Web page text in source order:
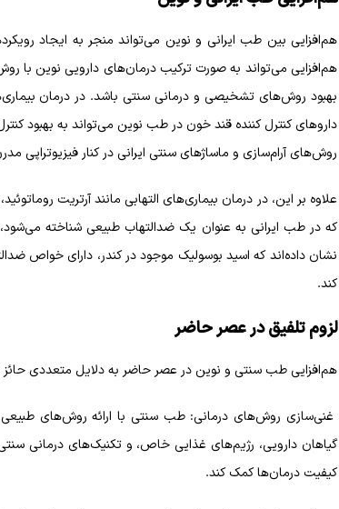
هم‌افزایی بین طب ایرانی و نوین می‌تواند منجر به ایجاد
هم‌افزایی می‌تواند به صورت ترکیب درمان‌های دارویی نوین با
بهبود روش‌های تشخیصی و درمانی سنتی باشد. در درمان
داروهای کنترل کننده قند خون در طب نوین می‌تواند به بهبود
روش‌های آرام‌سازی و ماساژهای سنتی ایرانی در کنار فیزیوتراپی
علاوه بر این، در درمان بیماری‌های التهابی مانند آرتریت
که در طب ایرانی به عنوان یک ضدالتهاب طبیعی شناخته
نشان داده‌اند که اسید بوسولیک موجود در کندر، دارای خواص
کند.
لزوم تلفیق در عصر حاضر
هم‌افزایی طب سنتی و نوین در عصر حاضر به دلایل متعددی
غنی‌سازی روش‌های درمانی: طب سنتی با ارائه روش‌های
گیاهان دارویی، رژیم‌های غذایی خاص، و تکنیک‌های درمانی
کیفیت درمان‌ها کمک کند.